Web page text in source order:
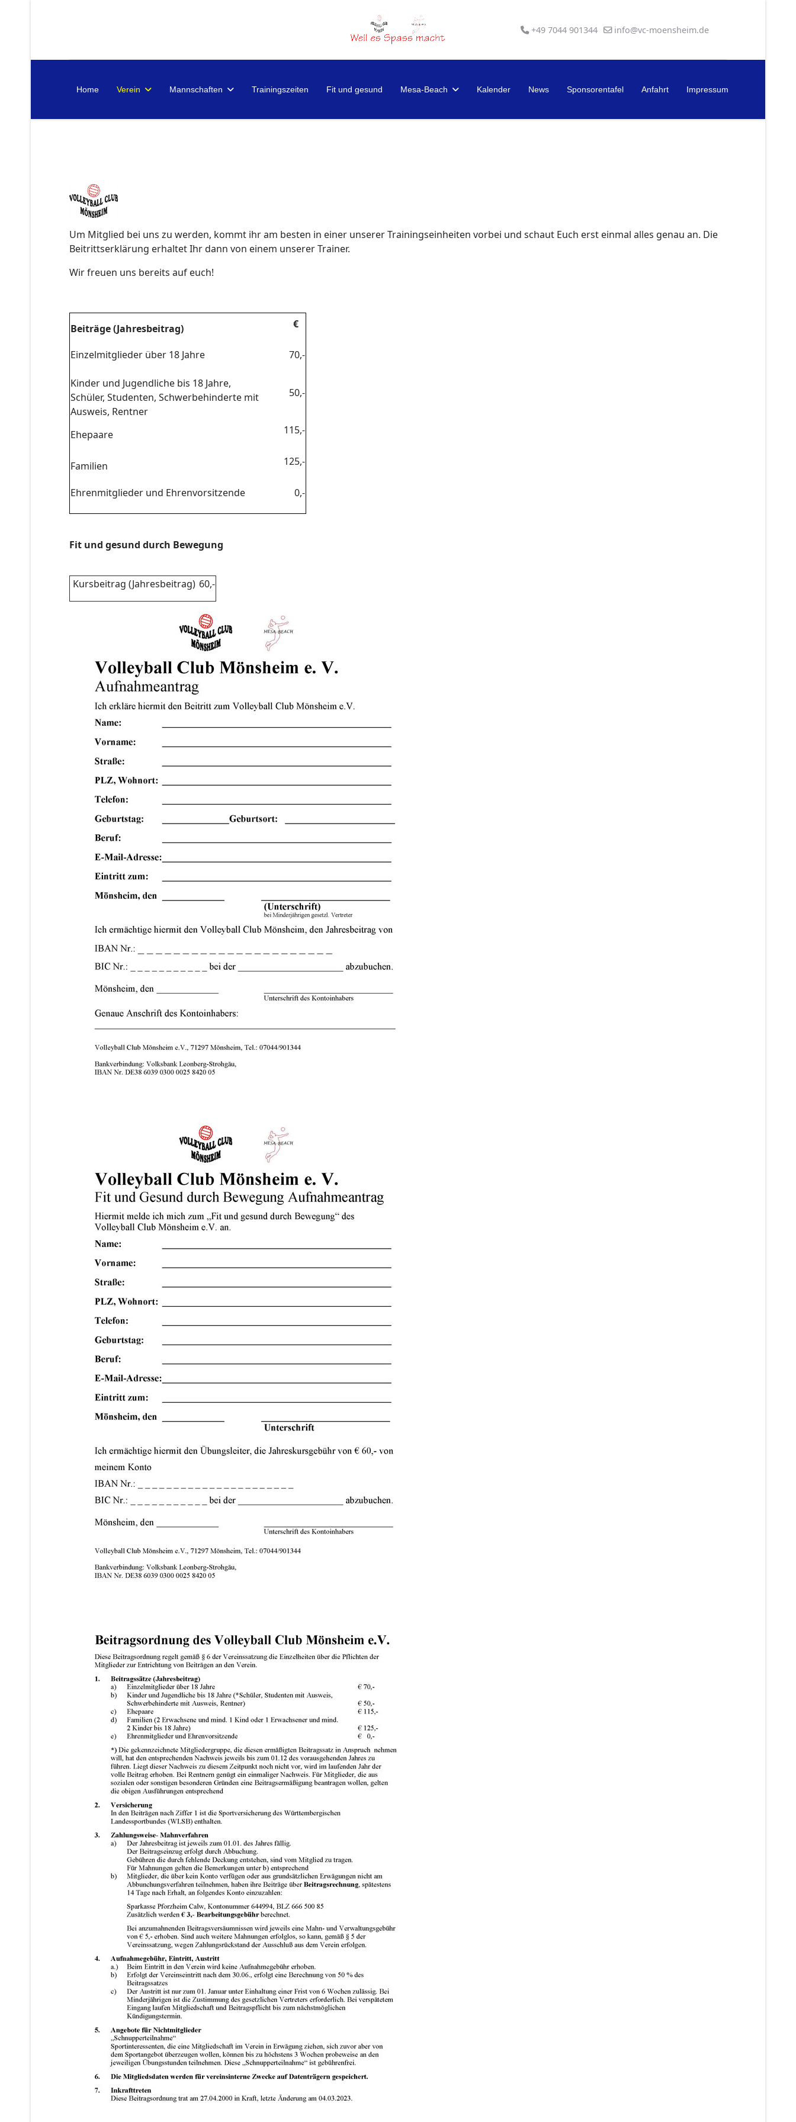
+49 7044 901344 info@vc-moensheim.de
Home Verein Mannschaften Trainingszeiten Fit und gesund Mesa-Beach Kalender News Sponsorentafel Anfahrt Impressum
Um Mitglied bei uns zu werden, kommt ihr am besten in einer unserer Trainingseinheiten vorbei und schaut Euch erst einmal alles genau an. Die
Beitrittserklärung erhaltet Ihr dann von einem unserer Trainer.
Wir freuen uns bereits auf euch!
Beiträge (Jahresbeitrag) €
Einzelmitglieder über 18 Jahre 70,-
Kinder und Jugendliche bis 18 Jahre,
Schüler, Studenten, Schwerbehinderte mit
Ausweis, Rentner
50,-
Ehepaare 115,-
Familien 125,-
Ehrenmitglieder und Ehrenvorsitzende 0,-
Fit und gesund durch Bewegung
Kursbeitrag (Jahresbeitrag) 60,-